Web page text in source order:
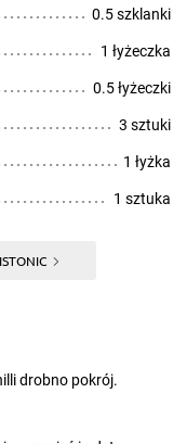
0.5 szklanki
1 łyżeczka
0.5 łyżeczki
3 sztuki
1 łyżka
1 sztuka
drobno pokrój.